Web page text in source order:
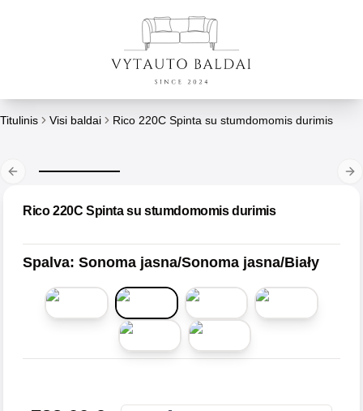
Titulinis Visi baldai Rico 220C Spinta su stumdomomis durimis
Previous slide
Rico 220C Spinta su stumdomomis durimis
Spalva: Sonoma jasna/Sonoma jasna/Biały